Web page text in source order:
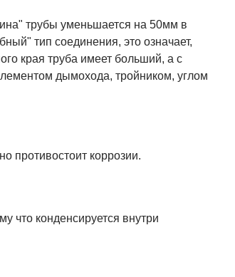
трубы уменьшается на 50мм в
тип соединения, это означает,
края труба имеет больший, а с
дымохода, тройником, углом
противостоит коррозии.
что конденсируется внутри